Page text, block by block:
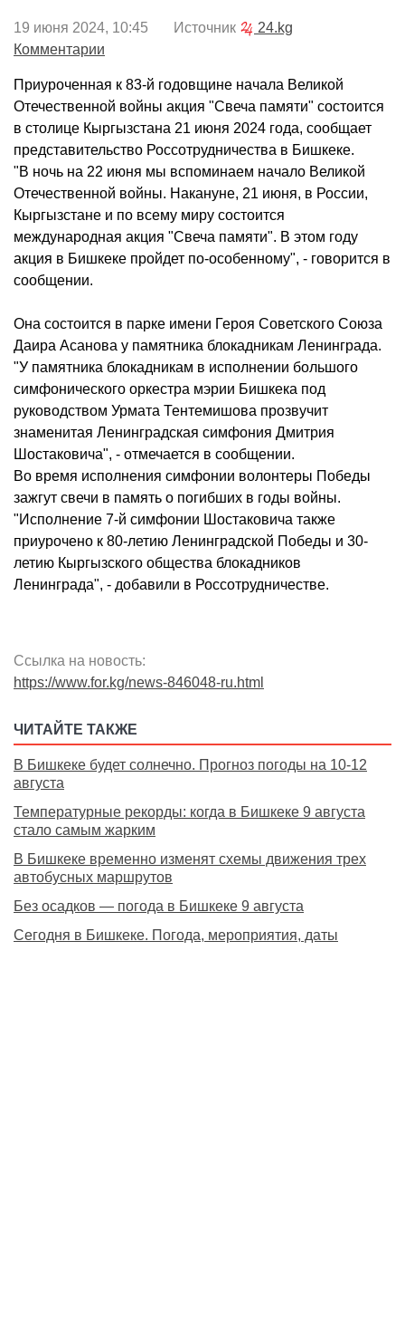
19 июня 2024, 10:45 Источник
24.kg
Комментарии
Приуроченная к 83-й годовщине начала Великой
Отечественной войны акция "Свеча памяти" состоится
в столице Кыргызстана 21 июня 2024 года, сообщает
представительство Россотрудничества в Бишкеке.
"В ночь на 22 июня мы вспоминаем начало Великой
Отечественной войны. Накануне, 21 июня, в России,
Кыргызстане и по всему миру состоится
международная акция "Свеча памяти". В этом году
акция в Бишкеке пройдет по-особенному", - говорится в
сообщении.
Она состоится в парке имени Героя Советского Союза
Даира Асанова у памятника блокадникам Ленинграда.
"У памятника блокадникам в исполнении большого
симфонического оркестра мэрии Бишкека под
руководством Урмата Тентемишова прозвучит
знаменитая Ленинградская симфония Дмитрия
Шостаковича", - отмечается в сообщении.
Во время исполнения симфонии волонтеры Победы
зажгут свечи в память о погибших в годы войны.
"Исполнение 7-й симфонии Шостаковича также
приурочено к 80-летию Ленинградской Победы и 30-
летию Кыргызского общества блокадников
Ленинграда", - добавили в Россотрудничестве.
Ссылка на новость:
https://www.for.kg/news-846048-ru.html
ЧИТАЙТЕ ТАКЖЕ
В Бишкеке будет солнечно. Прогноз погоды на 10-12
августа
Температурные рекорды: когда в Бишкеке 9 августа
стало самым жарким
В Бишкеке временно изменят схемы движения трех
автобусных маршрутов
Без осадков — погода в Бишкеке 9 августа
Сегодня в Бишкеке. Погода, мероприятия, даты